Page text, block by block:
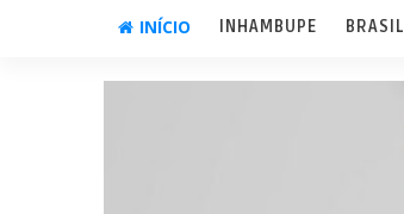
INÍCIO INHAMBUPE BRASIL